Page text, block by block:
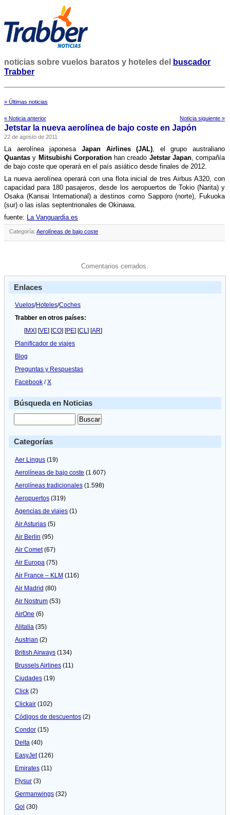
noticias sobre vuelos baratos y hoteles del
buscador
Trabber
» Últimas noticias
« Noticia anterior Noticia siguiente »
Jetstar la nueva aerolí­nea de bajo coste en Japón
22 de agosto de 2011
La aerolí­nea japonesa Japan Airlines (JAL), el grupo australiano
Quantas y Mitsubishi Corporation han creado Jetstar Japan, compañí­a
de bajo coste que operará en el paí­s asiático desde finales de 2012.
La nueva aerolí­nea operará con una flota inicial de tres Airbus A320, con
capacidad para 180 pasajeros, desde los aeropuertos de Tokio (Narita) y
Osaka (Kansai International) a destinos como Sapporo (norte), Fukuoka
(sur) o las islas septentrionales de Okinawa.
fuente: La Vanguardia.es
Categoría: Aerolíneas de bajo coste
Comentarios cerrados.
Enlaces
Vuelos/Hoteles/Coches
Trabber en otros países:
[MX] [VE] [CO] [PE] [CL] [AR]
Planificador de viajes
Blog
Preguntas y Respuestas
Facebook /X
Búsqueda en Noticias
Categorías
Aer Lingus (19)
Aerolíneas de bajo coste (1.607)
Aerolíneas tradicionales (1.598)
Aeropuertos (319)
Agencias de viajes (1)
Air Asturias (5)
Air Berlin (95)
Air Comet(67)
Air Europa (75)
Air France – KLM (116)
Air Madrid (80)
Air Nostrum (53)
AirOne (6)
Alitalia (35)
Austrian (2)
British Airways (134)
Brussels Airlines (11)
Ciudades (19)
Click (2)
Clickair (102)
Códigos de descuentos (2)
Condor (15)
Delta (40)
EasyJet(126)
Emirates (11)
Flysur (3)
Germanwings (32)
Gol (30)